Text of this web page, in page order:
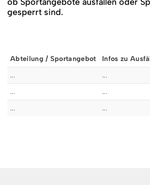
gesperrt sind.
Abteilung / Sportangebot
Infos zu
...
...
...
...
...
...